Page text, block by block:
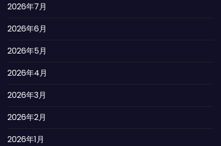
2026年7月
2026年6月
2026年5月
2026年4月
2026年3月
2026年2月
2026年1月